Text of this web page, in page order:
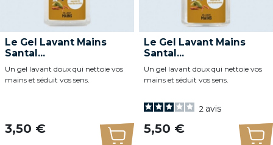
Le Gel Lavant Mains
Santal...
Un gel lavant doux qui nettoie vos
mains et séduit vos sens.
Prix
3,50 €
Le Gel Lavant Mains
Santal...
Un gel lavant doux qui nettoie vos
mains et séduit vos sens.
2 avis
Prix
5,50 €